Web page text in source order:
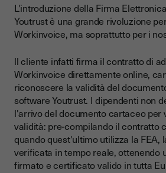
L'introduzione della Firma
Youtrust è una grande rivoluzione
Workinvoice, ma soprattutto per i
ll cliente infatti firma il contratto di
Workinvoice direttamente online,
riconoscere la validità del
software Youtrust. I dipendenti non
l'arrivo del documento cartaceo per
validità: pre-compilando il contratto
quando quest'ultimo utilizza la FEA,
verificata in tempo reale, ottenendo
firmato e certificato valido in tutta